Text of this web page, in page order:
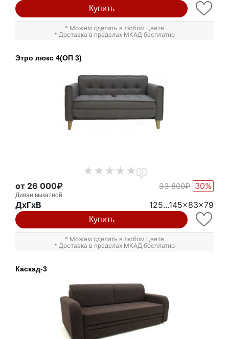
Купить
* Можем сделать в любом цвете
* Доставка в пределах МКАД бесплатно
Этро люкс 4(ОП 3)
0
от 26 000₽ 33 800₽ 30%
Диван выкатной
ДxГxВ 125...145x83x79
Купить
* Можем сделать в любом цвете
* Доставка в пределах МКАД бесплатно
Каскад-3